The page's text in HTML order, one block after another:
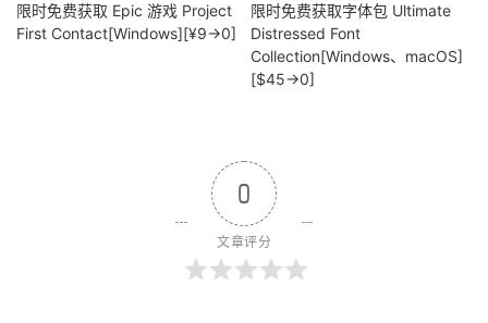
限时免费获取 Epic 游戏 Project
First Contact[Windows][¥9→0]
限时免费获取字体包 Ultimate
Distressed Font
Collection[Windows、macOS]
[$45→0]
0
文章评分